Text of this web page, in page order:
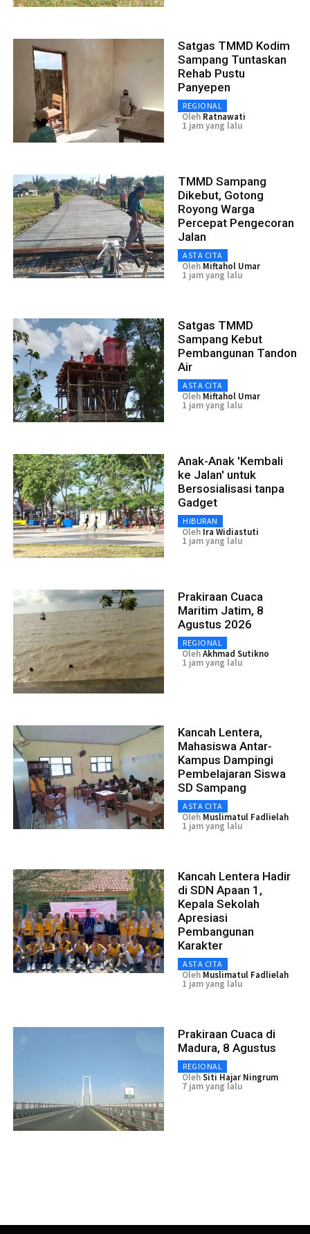
Satgas TMMD Kodim
Sampang Tuntaskan
Rehab Pustu
Panyepen
REGIONAL
Oleh Ratnawati
1 jam yang lalu
TMMD Sampang
Dikebut, Gotong
Royong Warga
Percepat Pengecoran
Jalan
ASTA CITA
Oleh Miftahol Umar
1 jam yang lalu
Satgas TMMD
Sampang Kebut
Pembangunan Tandon
Air
ASTA CITA
Oleh Miftahol Umar
1 jam yang lalu
Anak-Anak 'Kembali
ke Jalan' untuk
Bersosialisasi tanpa
Gadget
HIBURAN
Oleh Ira Widiastuti
1 jam yang lalu
Prakiraan Cuaca
Maritim Jatim, 8
Agustus 2026
REGIONAL
OlehAkhmad Sutikno
1 jam yang lalu
Kancah Lentera,
Mahasiswa Antar-
Kampus Dampingi
Pembelajaran Siswa
SD Sampang
ASTA CITA
Oleh Muslimatul Fadlielah
1 jam yang lalu
Kancah Lentera Hadir
di SDN Apaan 1,
Kepala Sekolah
Apresiasi
Pembangunan
Karakter
ASTA CITA
Oleh Muslimatul Fadlielah
1 jam yang lalu
Prakiraan Cuaca di
Madura, 8 Agustus
REGIONAL
OlehSiti Hajar Ningrum
7 jam yang lalu